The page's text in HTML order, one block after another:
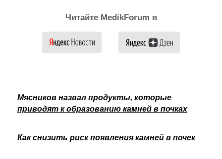
Читайте MedikForum в
Мясников назвал продукты, которые
приводят к образованию камней в почках
Как снизить риск появления камней в почек